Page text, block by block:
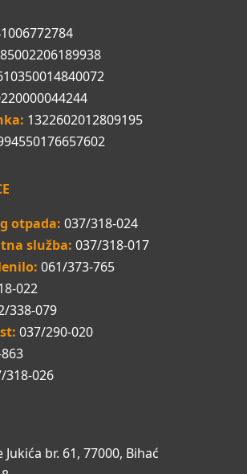
1322602012809195
otpada: 037/318-024
služba: 037/318-017
061/373-765
022
338-079
037/290-020
318-026
br. 61, 77000, Bihać